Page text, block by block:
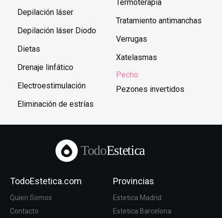
Depilación láser
Depilación láser Diodo
Dietas
Drenaje linfático
Electroestimulación
Eliminación de estrías
Termoterapia
Tratamiento antimanchas
Verrugas
Xatelasmas
Pecho
Pezones invertidos
TodoEstetica
TodoEstetica.com
Quien Somos
Contacto
Provincias
Estetica Madrid
Estetica Barcelona